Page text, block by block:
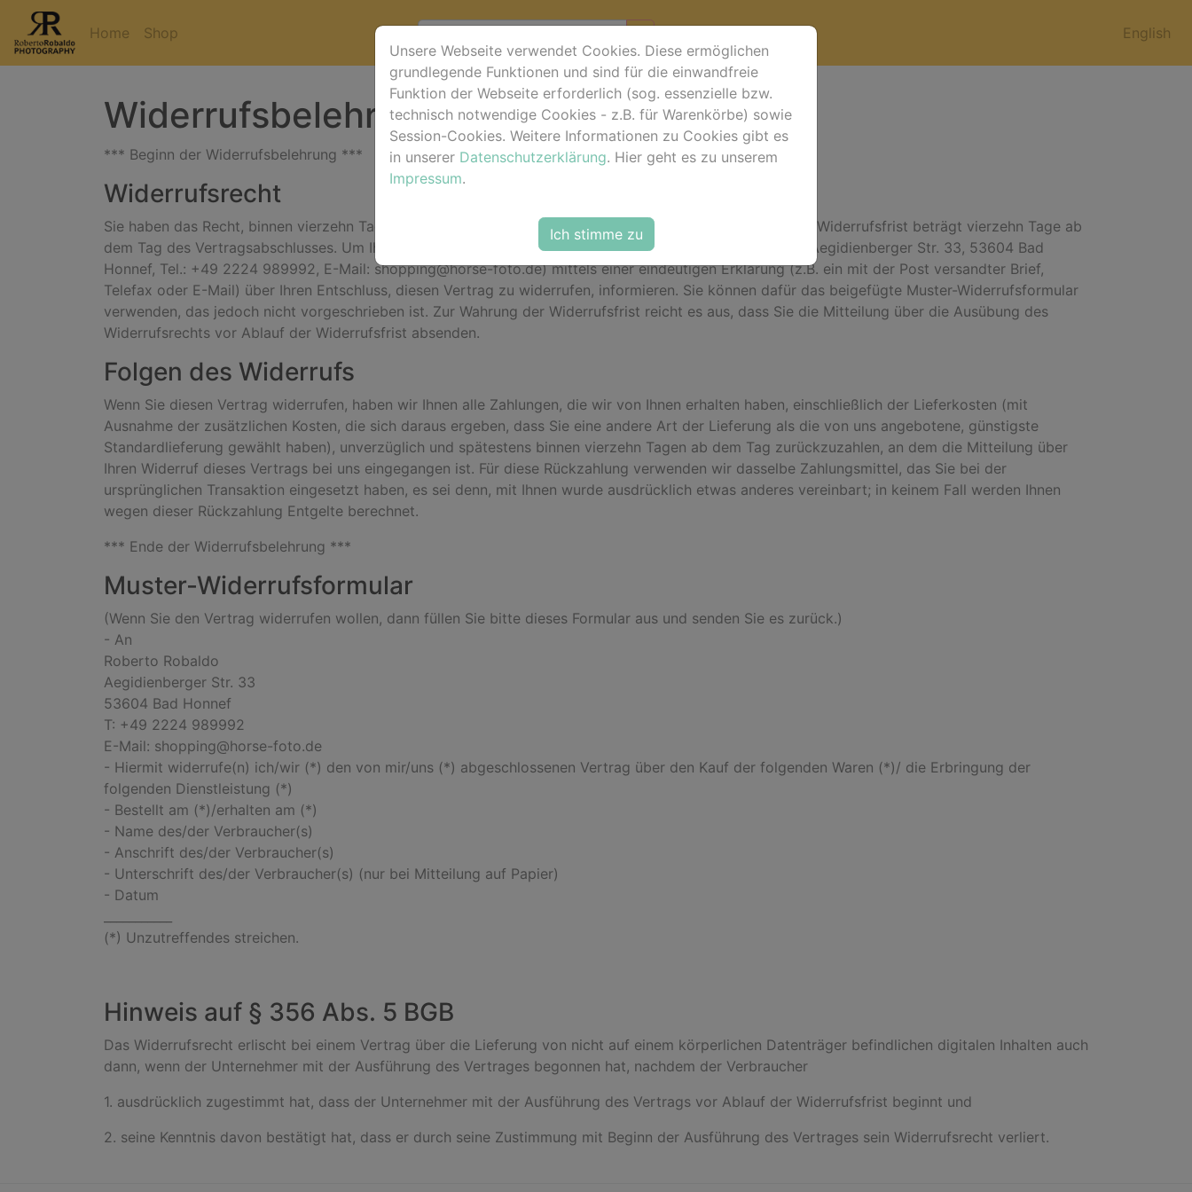
Home Shop English
Widerrufsbelehrung
*** Beginn der Widerrufsbelehrung ***
Widerrufsrecht
Sie haben das Recht, binnen vierzehn Tagen ohne Angabe von Gründen diesen Vertrag zu widerrufen. Die Widerrufsfrist beträgt vierzehn Tage ab
dem Tag des Vertragsabschlusses. Um Ihr Widerrufsrecht auszuüben, müssen Sie uns (Roberto Robaldo, Aegidienberger Str. 33, 53604 Bad
Honnef, Tel.: +49 2224 989992, E-Mail: shopping@horse-foto.de) mittels einer eindeutigen Erklärung (z.B. ein mit der Post versandter Brief,
Telefax oder E-Mail) über Ihren Entschluss, diesen Vertrag zu widerrufen, informieren. Sie können dafür das beigefügte Muster-Widerrufsformular
verwenden, das jedoch nicht vorgeschrieben ist. Zur Wahrung der Widerrufsfrist reicht es aus, dass Sie die Mitteilung über die Ausübung des
Widerrufsrechts vor Ablauf der Widerrufsfrist absenden.
Folgen des Widerrufs
Wenn Sie diesen Vertrag widerrufen, haben wir Ihnen alle Zahlungen, die wir von Ihnen erhalten haben, einschließlich der Lieferkosten (mit
Ausnahme der zusätzlichen Kosten, die sich daraus ergeben, dass Sie eine andere Art der Lieferung als die von uns angebotene, günstigste
Standardlieferung gewählt haben), unverzüglich und spätestens binnen vierzehn Tagen ab dem Tag zurückzuzahlen, an dem die Mitteilung über
Ihren Widerruf dieses Vertrags bei uns eingegangen ist. Für diese Rückzahlung verwenden wir dasselbe Zahlungsmittel, das Sie bei der
ursprünglichen Transaktion eingesetzt haben, es sei denn, mit Ihnen wurde ausdrücklich etwas anderes vereinbart; in keinem Fall werden Ihnen
wegen dieser Rückzahlung Entgelte berechnet.
*** Ende der Widerrufsbelehrung ***
Muster-Widerrufsformular
(Wenn Sie den Vertrag widerrufen wollen, dann füllen Sie bitte dieses Formular aus und senden Sie es zurück.)
- An
Roberto Robaldo
Aegidienberger Str. 33
53604 Bad Honnef
T: +49 2224 989992
E-Mail: shopping@horse-foto.de
- Hiermit widerrufe(n) ich/wir (*) den von mir/uns (*) abgeschlossenen Vertrag über den Kauf der folgenden Waren (*)/ die Erbringung der
folgenden Dienstleistung (*)
- Bestellt am (*)/erhalten am (*)
- Name des/der Verbraucher(s)
- Anschrift des/der Verbraucher(s)
- Unterschrift des/der Verbraucher(s) (nur bei Mitteilung auf Papier)
- Datum
(*) Unzutreffendes streichen.
Hinweis auf § 356 Abs. 5 BGB
Das Widerrufsrecht erlischt bei einem Vertrag über die Lieferung von nicht auf einem körperlichen Datenträger befindlichen digitalen Inhalten auch
dann, wenn der Unternehmer mit der Ausführung des Vertrages begonnen hat, nachdem der Verbraucher
1. ausdrücklich zugestimmt hat, dass der Unternehmer mit der Ausführung des Vertrags vor Ablauf der Widerrufsfrist beginnt und
2. seine Kenntnis davon bestätigt hat, dass er durch seine Zustimmung mit Beginn der Ausführung des Vertrages sein Widerrufsrecht verliert.
Unsere Webseite verwendet Cookies. Diese ermöglichen
grundlegende Funktionen und sind für die einwandfreie
Funktion der Webseite erforderlich (sog. essenzielle bzw.
technisch notwendige Cookies - z.B. für Warenkörbe) sowie
Session-Cookies. Weitere Informationen zu Cookies gibt es
in unserer Datenschutzerklärung. Hier geht es zu unserem
Impressum.
Ich stimme zu